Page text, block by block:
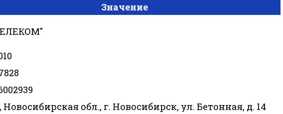
Значение
Новосибирская обл., г. Новосибирск, ул. Бетонная, д. 14